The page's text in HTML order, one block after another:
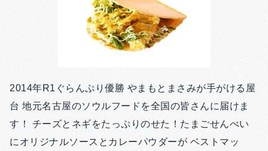
2014年R1ぐらんぷり優勝 やまもとまさみが手がける屋
台 地元名古屋のソウルフードを全国の皆さんに届けま
す！ チーズとネギをたっぷりのせた！たまごせんべい
にオリジナルソースとカレーパウダーが ベストマッ